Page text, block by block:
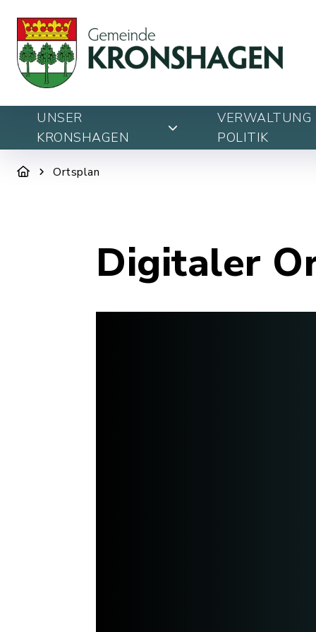
UNSER
KRONSHAGEN
VERWALTUNG
POLITIK
Ortsplan
Digitaler